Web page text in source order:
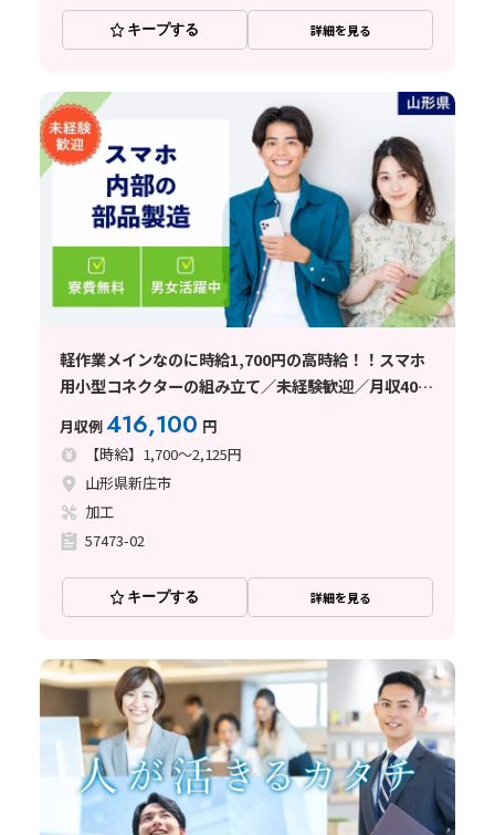
キープする 詳細を見る
軽作業メインなのに時給1,700円の高時給！！スマホ
用小型コネクターの組み立て／未経験歓迎／月収40万
円可／寮費無料
月収例416,100 円
【時給】1,700～2,125円
山形県新庄市
加工
57473-02
キープする 詳細を見る